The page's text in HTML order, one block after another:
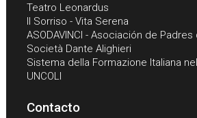
Teatro Leonardus
Il Sorriso - Vita Serena
ASODAVINCI - Asociación de Padres
Società Dante Alighieri
Sistema della Formazione Italiana
UNCOLI
Contacto